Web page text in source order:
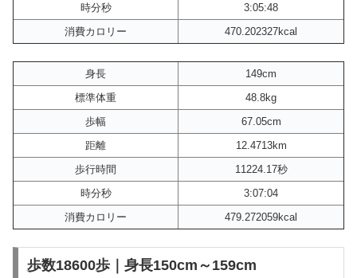
時分秒
3:05:48
消費カロリー
470.202327kcal
身長
149cm
標準体重
48.8kg
歩幅
67.05cm
距離
12.4713km
歩行時間
11224.17秒
時分秒
3:07:04
消費カロリー
479.272059kcal
歩数18600歩｜身長150cm～159cm